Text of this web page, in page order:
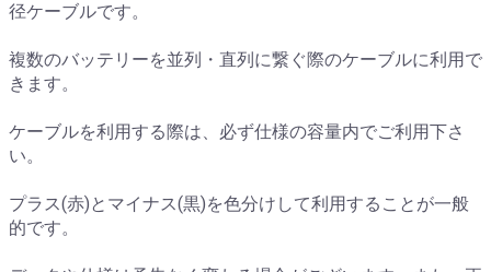
径ケーブルです。
複数のバッテリーを並列・直列に繋ぐ際のケーブルに利用で
きます。
ケーブルを利用する際は、必ず仕様の容量内でご利用下さ
い。
プラス(赤)とマイナス(黒)を色分けして利用することが一般
的です。